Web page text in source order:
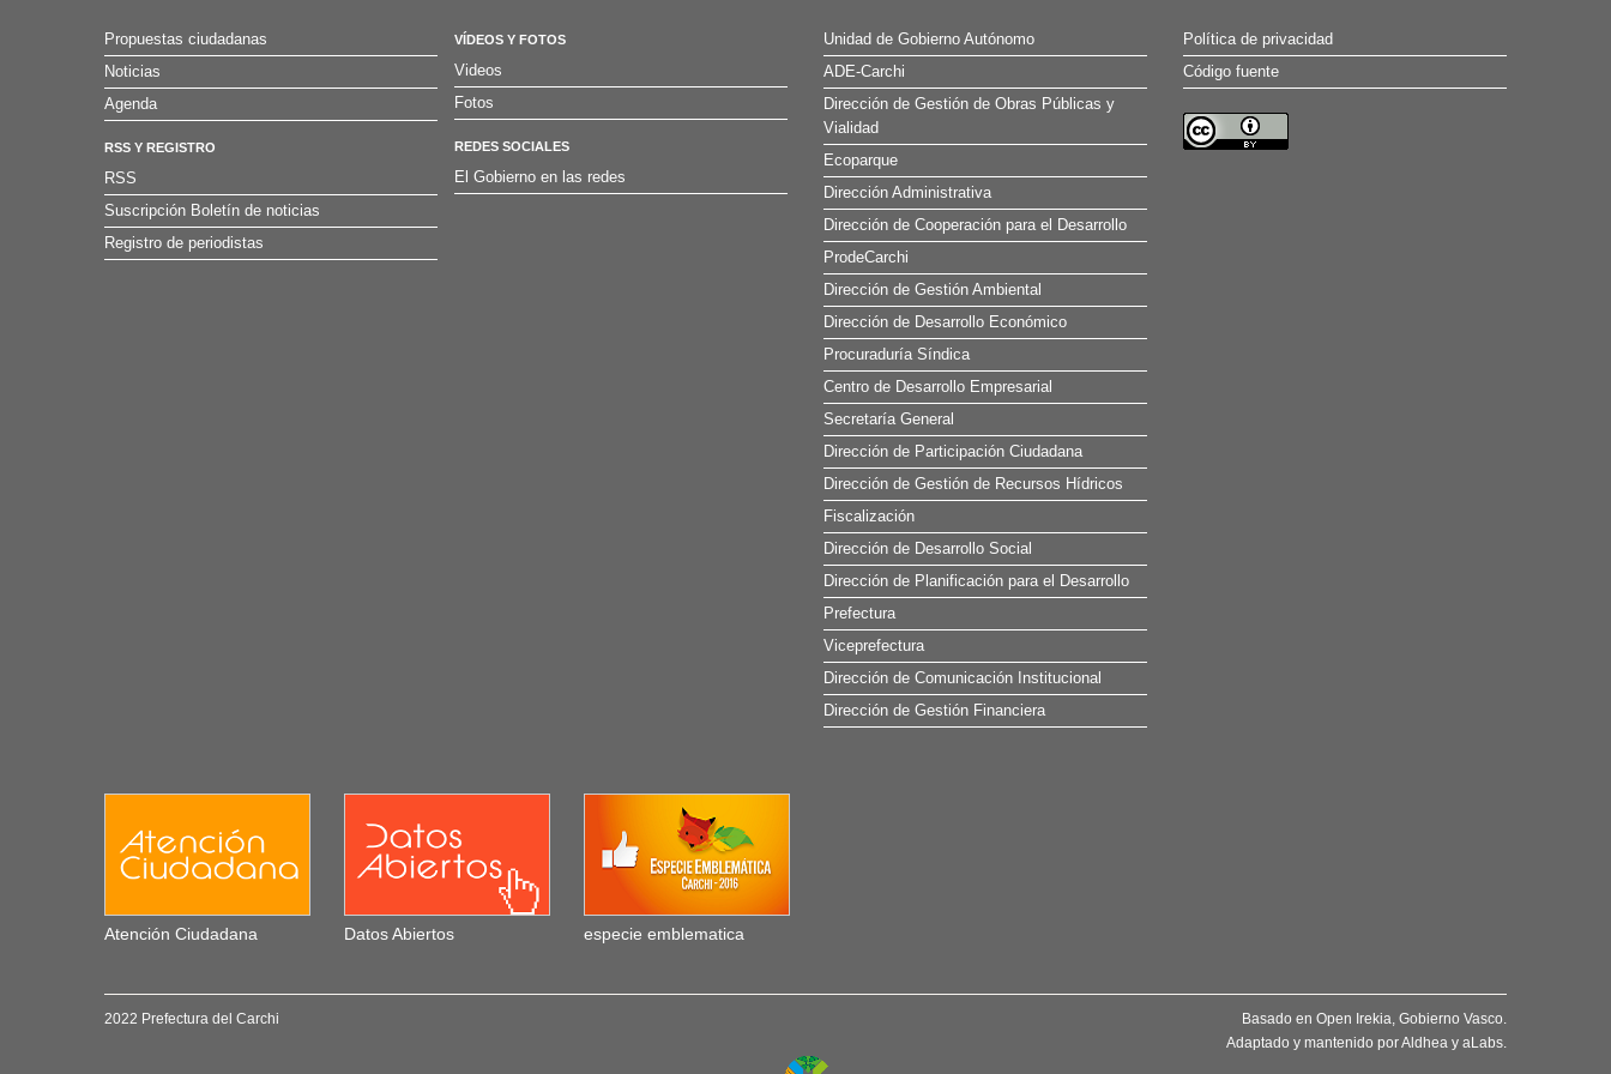
Propuestas ciudadanas
Noticias
Agenda
RSS Y REGISTRO
RSS
Suscripción Boletín de noticias
Registro de periodistas
VÍDEOS Y FOTOS
Videos
Fotos
REDES SOCIALES
El Gobierno en las redes
Unidad de Gobierno Autónomo
ADE-Carchi
Dirección de Gestión de Obras Públicas y
Vialidad
Ecoparque
Dirección Administrativa
Dirección de Cooperación para el Desarrollo
ProdeCarchi
Dirección de Gestión Ambiental
Dirección de Desarrollo Económico
Procuraduría Síndica
Centro de Desarrollo Empresarial
Secretaría General
Dirección de Participación Ciudadana
Dirección de Gestión de Recursos Hídricos
Fiscalización
Dirección de Desarrollo Social
Dirección de Planificación para el Desarrollo
Prefectura
Viceprefectura
Dirección de Comunicación Institucional
Dirección de Gestión Financiera
Política de privacidad
Código fuente
Atención Ciudadana Datos Abiertos especie emblematica
2022 Prefectura del Carchi Basado en Open Irekia, Gobierno Vasco.
Adaptado y mantenido porAldhea y aLabs.